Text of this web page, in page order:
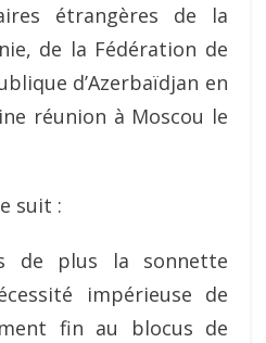
étrangères de la
de la Fédération de
d’Azerbaïdjan en
réunion à Moscou le
suit :
de plus la sonnette
impérieuse de
fin au blocus de